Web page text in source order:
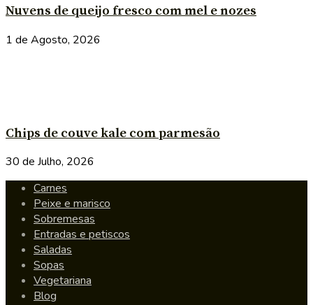
Nuvens de queijo fresco com mel e nozes
1 de Agosto, 2026
Chips de couve kale com parmesão
30 de Julho, 2026
Carnes
Peixe e marisco
Sobremesas
Entradas e petiscos
Saladas
Sopas
Vegetariana
Blog